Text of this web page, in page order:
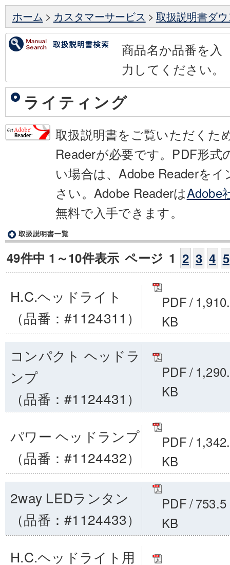
ホーム > カスタマーサービス > 取扱説明書ダ
商品名か品番を入
力してください。
ライティング
取扱説明書をご覧いただくた
Readerが必要です。PDF形
い場合は、Adobe Readerを
さい。Adobe ReaderはAdobe
無料で入手できます。
49件中 1～10件表示 ページ 1 2 3 4 5
H.C.ヘッドライト
（品番：#1124311）
PDF/
KB
コンパクト ヘッドラ
ンプ
（品番：#1124431）
PDF/
KB
パワー ヘッドランプ
（品番：#1124432）
PDF/
KB
2way LEDランタン
（品番：#1124433）
PDF/753.5
KB
H.C.ヘッドライト用